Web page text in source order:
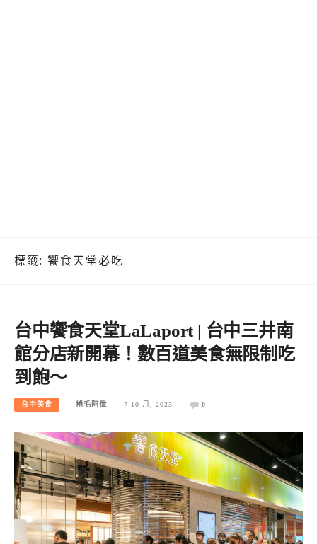
標籤: 饗食天堂必吃
台中饗食天堂LaLaport | 台中三井南
館分店新開幕！數百道美食無限制吃
到飽～
台中美食 捲毛阿偉 7 10 月, 2023 0